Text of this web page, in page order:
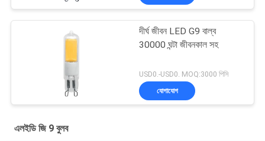
দীর্ঘ জীবন LED G9 বাল্ব
30000 ঘন্টা জীবনকাল সহ
USD0.-USD0. MOQ:3000 পিসি
যোগাযোগ
এলইডি জি 9 বুলব